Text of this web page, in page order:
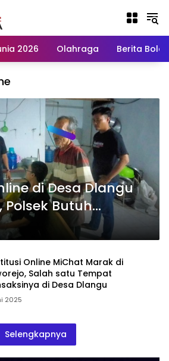
2026 Olahraga Berita Bola
di Desa Dlangu
Polsek Butuh
Online MiChat Marak di
Salah satu Tempat
di Desa Dlangu
2025
Selengkapnya